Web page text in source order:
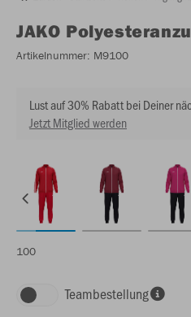
JAKO
Artikelnummer: M9100
Lust auf 30% Rabatt bei Deiner
Jetzt Mitglied werden
100
Teambestellung